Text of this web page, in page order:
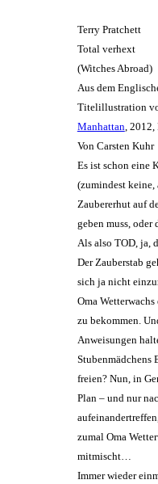
Terry Pratchett
Total verhext
(Witches Abroad)
Aus dem
Titelillustration
Manhattan ,
Von Carsten Kuhr
Es ist schon eine
(zumindest keine,
Zaubererhut auf
geben muss, oder
Als also TOD, ja,
Der Zauberstab
sich ja nicht
Oma
zu bekommen.
Anweisungen
Stubenmädchens
freien? Nun, in
Plan – und nur
zumal Oma
mitmischt…
Immer wieder